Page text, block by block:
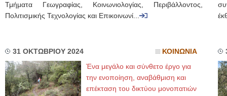
Τμήματα Γεωγραφίας, Κοινωνιολογίας, Περιβάλλοντος,
Πολιτισμικής Τεχνολογίας και Επικοινωνί...
31 ΟΚΤΩΒΡΙΟΥ 2024 ΚΟΙΝΩΝΙΑ
Ένα μεγάλο και σύνθετο έργο για
την ενοποίηση, αναβάθμιση και
επέκταση του δικτύου μονοπατιών